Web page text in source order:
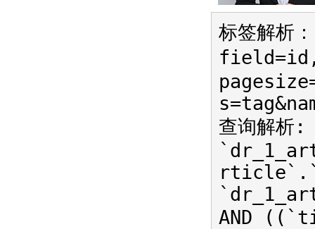
标签解
查询解析:
AND